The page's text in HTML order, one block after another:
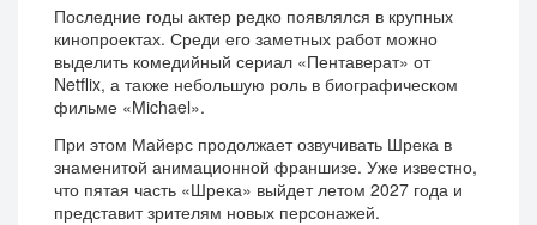
Последние годы актер редко появлялся в крупных
кинопроектах. Среди его заметных работ можно
выделить комедийный сериал «Пентаверат» от
Netflix, а также небольшую роль в биографическом
фильме «Michael».
При этом Майерс продолжает озвучивать Шрека в
знаменитой анимационной франшизе. Уже известно,
что пятая часть «Шрека» выйдет летом 2027 года и
представит зрителям новых персонажей.